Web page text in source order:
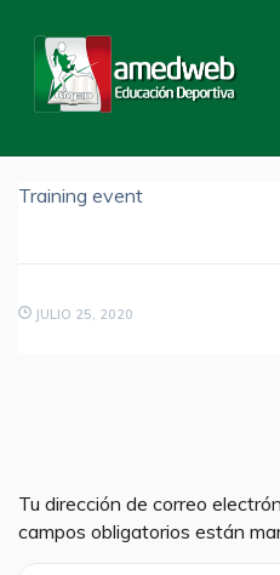
Home Events
Test
Training event
JULIO 25, 2020
Tu dirección de correo
campos obligatorios están